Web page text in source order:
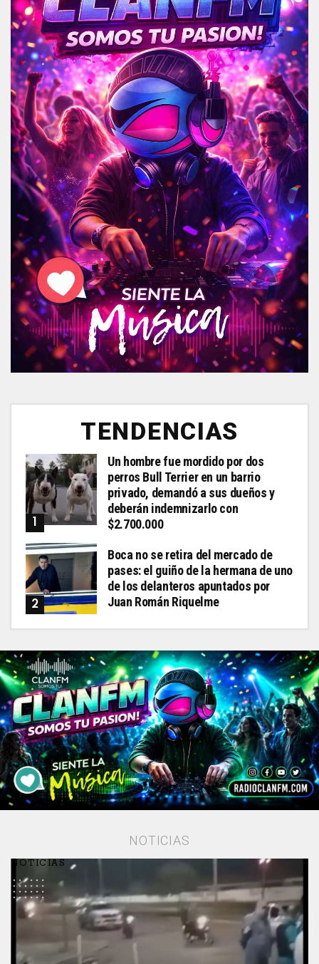
TENDENCIAS
Un hombre fue mordido por dos
perros Bull Terrier en un barrio
privado, demandó a sus dueños y
deberán indemnizarlo con
$2.700.000
Boca no se retira del mercado de
pases: el guiño de la hermana de uno
de los delanteros apuntados por
Juan Román Riquelme
NOTICIAS
NOTICIAS